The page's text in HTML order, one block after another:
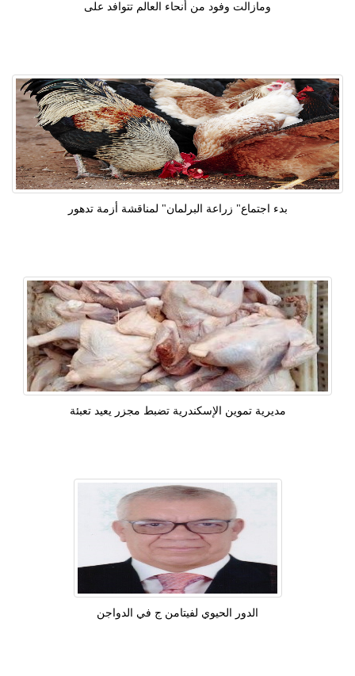
ومازالت وفود من أنحاء العالم تتوافد على
بدء اجتماع" زراعة البرلمان" لمناقشة أزمة تدهور
مديرية تموين الإسكندرية تضبط مجزر يعيد تعبئة
الدور الحيوي لفيتامن ج في الدواجن